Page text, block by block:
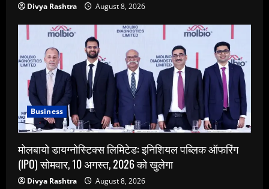
Divya Rashtra August 8, 2026
Business
मोलबायो डायग्नोस्टिक्स लिमिटेड: इनिशियल पब्लिक ऑफरिंग
(IPO) सोमवार, 10 अगस्त, 2026 को खुलेगा
Divya Rashtra August 8, 2026